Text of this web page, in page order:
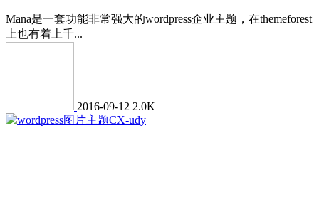
Mana是一套功能非常强大的wordpress企业主题，在themeforest
上也有着上千...
2016-09-12 2.0K